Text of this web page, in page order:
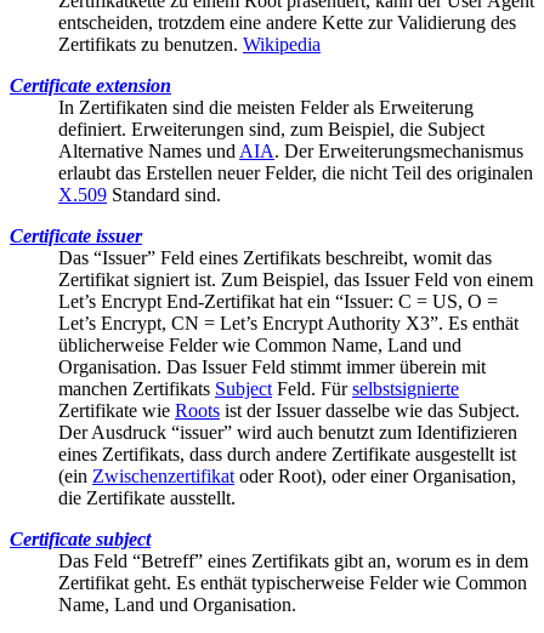
entscheiden, trotzdem eine andere Kette zur Validierung des
Zertifikats zu benutzen. Wikipedia
Certificate extension
In Zertifikaten sind die meisten Felder als Erweiterung
definiert. Erweiterungen sind, zum Beispiel, die Subject
Alternative Names und AIA. Der Erweiterungsmechanismus
erlaubt das Erstellen neuer Felder, die nicht Teil des originalen
X.509 Standard sind.
Certificate issuer
Das “Issuer” Feld eines Zertifikats beschreibt, womit das
Zertifikat signiert ist. Zum Beispiel, das Issuer Feld von einem
Let’s Encrypt End-Zertifikat hat ein “Issuer: C = US, O =
Let’s Encrypt, CN = Let’s Encrypt Authority X3”. Es enthät
üblicherweise Felder wie Common Name, Land und
Organisation. Das Issuer Feld stimmt immer überein mit
manchen Zertifikats Subject Feld. Fürselbstsignierte
Zertifikate wie Roots ist der Issuer dasselbe wie das Subject.
Der Ausdruck “issuer” wird auch benutzt zum Identifizieren
eines Zertifikats, dass durch andere Zertifikate ausgestellt ist
(ein Zwischenzertifikat oder Root), oder einer Organisation,
die Zertifikate ausstellt.
Certificate subject
Das Feld “Betreff” eines Zertifikats gibt an, worum es in dem
Zertifikat geht. Es enthät typischerweise Felder wie Common
Name, Land und Organisation.